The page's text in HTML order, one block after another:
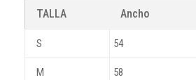
TALLA Ancho
S 54
M 58